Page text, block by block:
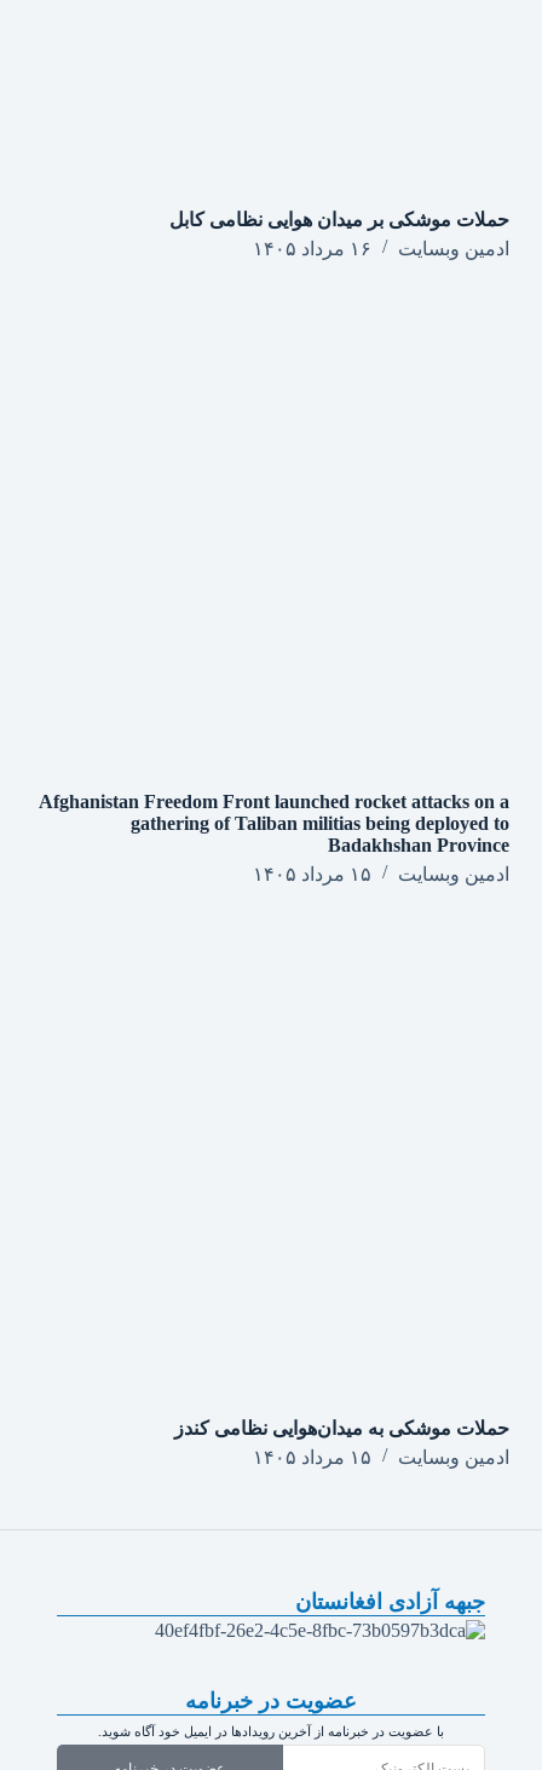
حملات موشکی بر میدان هوایی نظامی کابل
ادمین وبسایت
۱۶ مرداد ۱۴۰۵
Afghanistan Freedom Front launched rocket attacks on a
gathering of Taliban militias being deployed to
Badakhshan Province
ادمین وبسایت
۱۵ مرداد ۱۴۰۵
حملات موشکی به میدان‌هوایی نظامی کندز
ادمین وبسایت
۱۵ مرداد ۱۴۰۵
جبهه آزادی افغانستان
عضویت در خبرنامه
با عضویت در خبرنامه از آخرین رویدادها در ایمیل خود آگاه شوید.